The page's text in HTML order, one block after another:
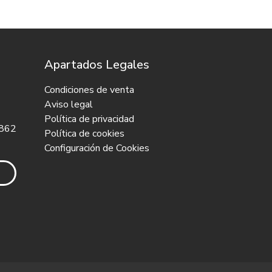
Apartados Legales
Condiciones de venta
Aviso legal
Política de privacidad
Política de cookies
Configuración de Cookies